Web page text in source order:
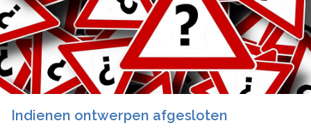
Indienen ontwerpen afgesloten